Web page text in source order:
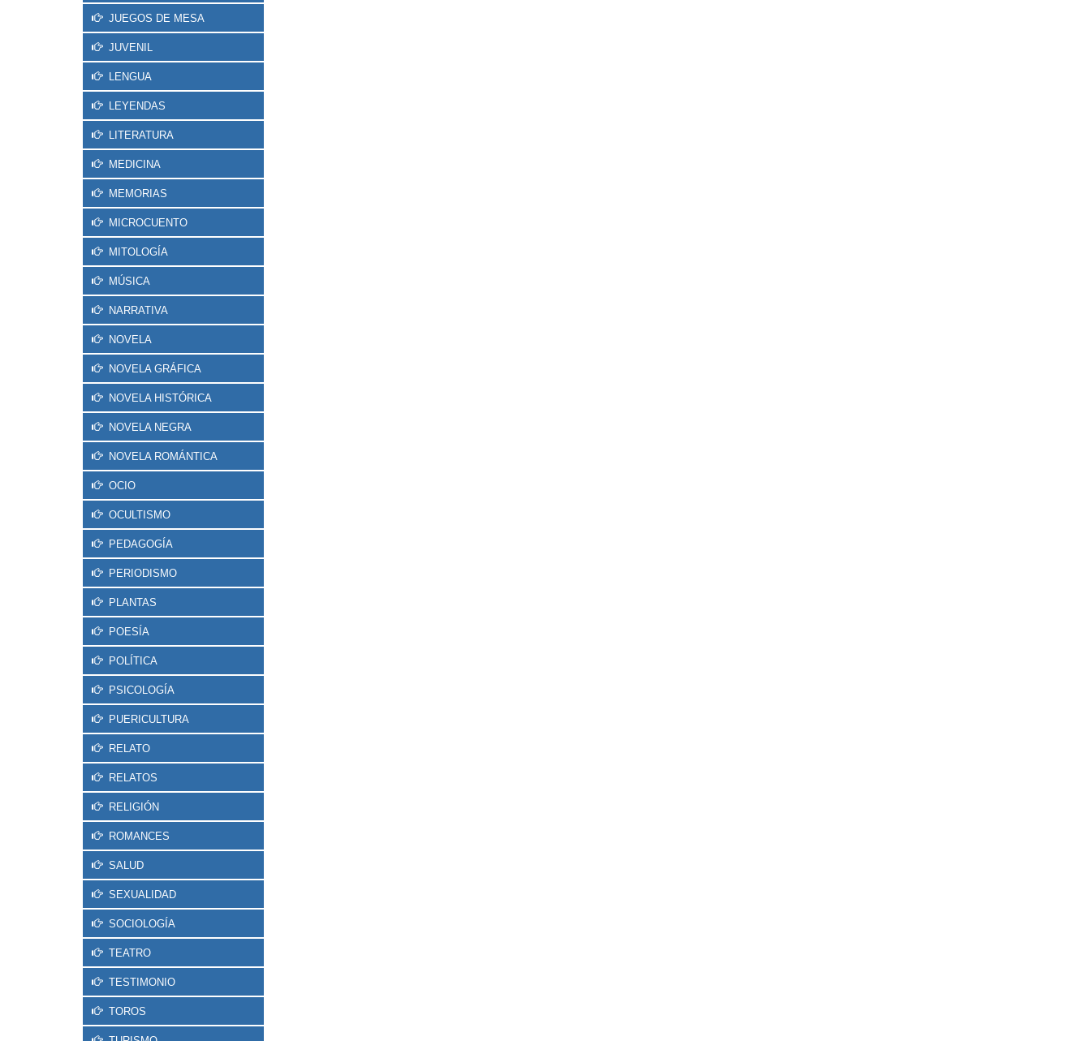
JUEGOS DE MESA
JUVENIL
LENGUA
LEYENDAS
LITERATURA
MEDICINA
MEMORIAS
MICROCUENTO
MITOLOGÍA
MÚSICA
NARRATIVA
NOVELA
NOVELA GRÁFICA
NOVELA HISTÓRICA
NOVELA NEGRA
NOVELA ROMÁNTICA
OCIO
OCULTISMO
PEDAGOGÍA
PERIODISMO
PLANTAS
POESÍA
POLÍTICA
PSICOLOGÍA
PUERICULTURA
RELATO
RELATOS
RELIGIÓN
ROMANCES
SALUD
SEXUALIDAD
SOCIOLOGÍA
TEATRO
TESTIMONIO
TOROS